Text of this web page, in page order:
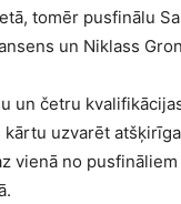
tomēr pusfinālu
un Niklass
un četru
uzvarēt
vienā no